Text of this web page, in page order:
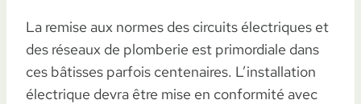
La remise aux normes des circuits électriques et
des réseaux de plomberie est primordiale dans
ces bâtisses parfois centenaires. L’installation
électrique devra être mise en conformité avec